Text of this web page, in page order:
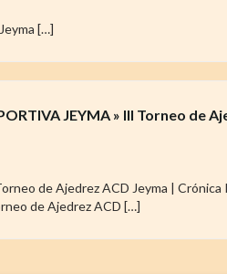
[…]
JEYMA » III Torneo de
de Ajedrez ACD Jeyma |
de Ajedrez ACD […]